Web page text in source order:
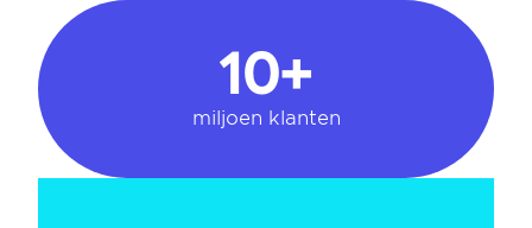
10+
miljoen klanten